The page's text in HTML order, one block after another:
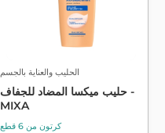
الحليب والعناية بالجسم
حليب ميكسا المضاد للجفاف -
MIXA
كرتون من 6 قطع